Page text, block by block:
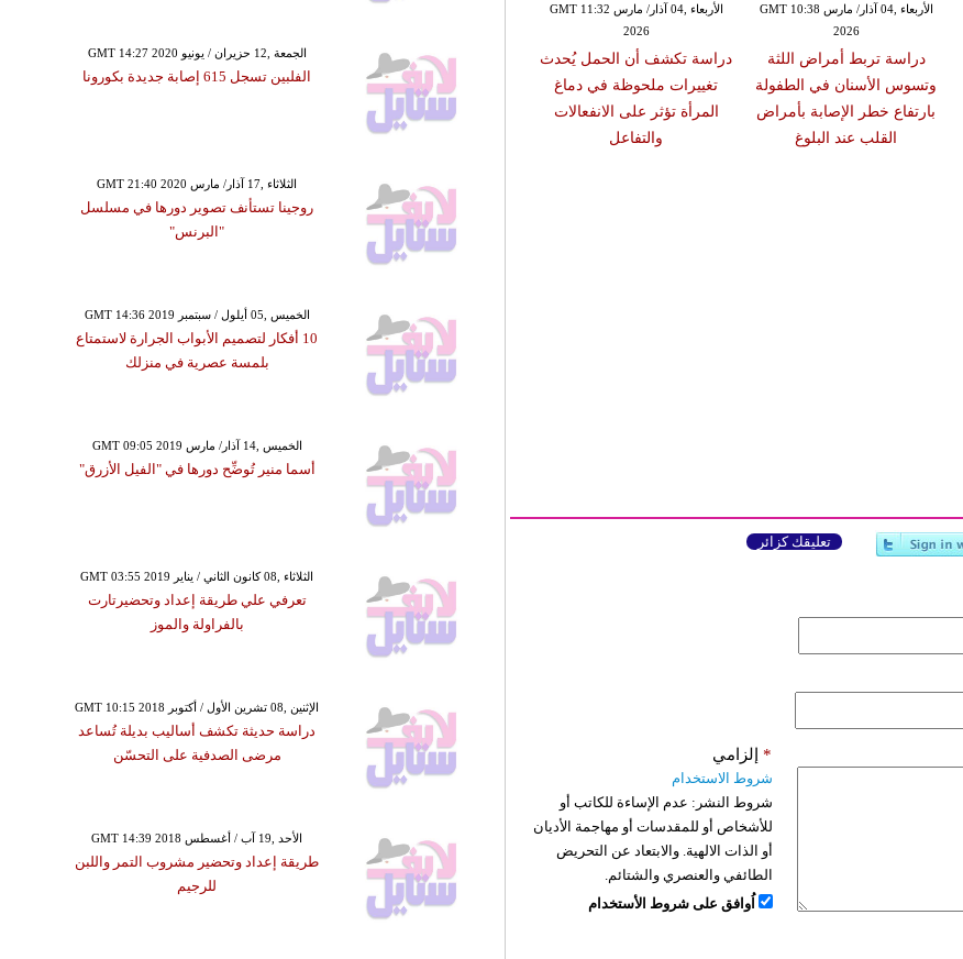
الأربعاء ,04 آذار/ مارس GMT 11:32
2026
دراسة تكشف أن الحمل يُحدث
تغييرات ملحوظة في دماغ
المرأة تؤثر على الانفعالات
والتفاعل
الأربعاء ,04 آذار/ مارس GMT 10:38
2026
دراسة تربط أمراض اللثة
وتسوس الأسنان في الطفولة
بارتفاع خطر الإصابة بأمراض
القلب عند البلوغ
تعليقك كزائر
إلزامي *
شروط الاستخدام
شروط النشر: عدم الإساءة للكاتب أو
للأشخاص أو للمقدسات أو مهاجمة الأديان
أو الذات الالهية. والابتعاد عن التحريض
الطائفي والعنصري والشتائم.
اُوافق على شروط الأستخدام
GMT 14:27 2020 الجمعة ,12 حزيران / يونيو
الفلبين تسجل 615 إصابة جديدة بكورونا
GMT 21:40 2020 الثلاثاء ,17 آذار/ مارس
روجينا تستأنف تصوير دورها في مسلسل
"البرنس"
GMT 14:36 2019 الخميس ,05 أيلول / سبتمبر
10 أفكار لتصميم الأبواب الجرارة لاستمتاع
بلمسة عصرية في منزلك
GMT 09:05 2019 الخميس ,14 آذار/ مارس
أسما منير تُوضِّح دورها في "الفيل الأزرق"
GMT 03:55 2019 الثلاثاء ,08 كانون الثاني / يناير
تعرفي علي طريقة إعداد وتحضيرتارت
بالفراولة والموز
GMT 10:15 2018 الإثنين ,08 تشرين الأول / أكتوبر
دراسة حديثة تكشف أساليب بديلة تُساعد
مرضى الصدفية على التحسّن
GMT 14:39 2018 الأحد ,19 آب / أغسطس
طريقة إعداد وتحضير مشروب التمر واللبن
للرجيم